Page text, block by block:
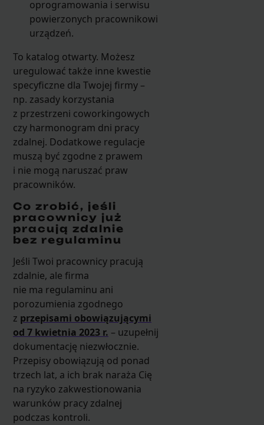
oprogramowania i serwisu
powierzonych pracownikowi
urządzeń.
To katalog otwarty. Możesz
uregulować także inne kwestie
specyficzne dla Twojej firmy –
np. zasady korzystania
z przestrzeni coworkingowych
czy harmonogram dni pracy
zdalnej. Dodatkowe regulacje
muszą być zgodne z prawem
i nie mogą naruszać praw
pracowników.
Co zrobić, jeśli
pracownicy już
pracują zdalnie
bez regulaminu
Jeśli Twoi pracownicy pracują
zdalnie, ale firma
nie ma regulaminu ani
porozumienia zgodnego
z przepisami obowiązującymi
od 7 kwietnia 2023 r. – uzupełnij
dokumentację niezwłocznie.
Przepisy obowiązują od ponad
trzech lat, a ich brak naraża Cię
na ryzyko zakwestionowania
warunków pracy zdalnej
podczas kontroli.